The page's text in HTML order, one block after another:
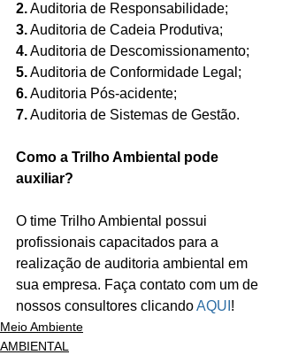
2. Auditoria de Responsabilidade;
3. Auditoria de Cadeia Produtiva;
4. Auditoria de Descomissionamento;
5. Auditoria de Conformidade Legal;
6. Auditoria Pós-acidente;
7. Auditoria de Sistemas de Gestão.
Como a Trilho Ambiental pode
auxiliar?
O time Trilho Ambiental possui
profissionais capacitados para a
realização de auditoria ambiental em
sua empresa. Faça contato com um de
nossos consultores clicando AQUI !
Meio Ambiente
AMBIENTAL